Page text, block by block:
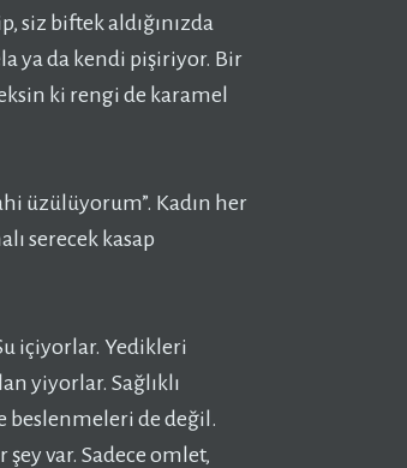
siz biftek aldığınızda
ya da kendi pişiriyor. Bir
ki rengi de karamel
üzülüyorum”. Kadın her
serecek kasap
içiyorlar. Yedikleri
yiyorlar. Sağlıklı
beslenmeleri de değil.
var. Sadece omlet,